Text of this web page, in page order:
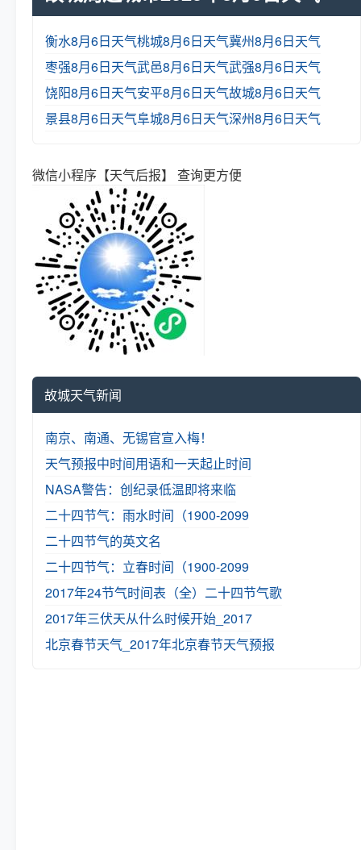
衡水8月6日天气桃城8月6日天气冀州8月6日天气
枣强8月6日天气武邑8月6日天气武强8月6日天气
饶阳8月6日天气安平8月6日天气故城8月6日天气
景县8月6日天气阜城8月6日天气深州8月6日天气
微信小程序【天气后报】 查询更方便
故城天气新闻
南京、南通、无锡官宣入梅！
天气预报中时间用语和一天起止时间
NASA警告：创纪录低温即将来临
二十四节气：雨水时间（1900-2099
二十四节气的英文名
二十四节气：立春时间（1900-2099
2017年24节气时间表（全） 二十四节气歌
2017年三伏天从什么时候开始_2017
北京春节天气_2017年北京春节天气预报